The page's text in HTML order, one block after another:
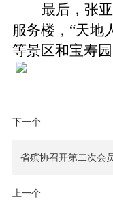
最后，张
服务楼，“天地
等景区和宝寿
下一个
省殡协召开第二次会
上一个